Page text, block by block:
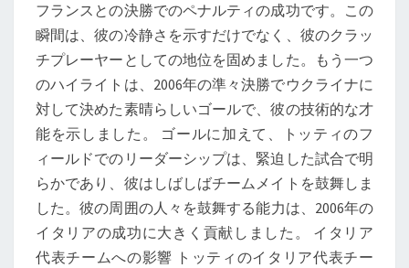
フランスとの決勝でのペナルティの成功です。この
瞬間は、彼の冷静さを示すだけでなく、彼のクラッ
チプレーヤーとしての地位を固めました。もう一つ
のハイライトは、2006年の準々決勝でウクライナに
対して決めた素晴らしいゴールで、彼の技術的な才
能を示しました。 ゴールに加えて、トッティのフ
ィールドでのリーダーシップは、緊迫した試合で明
らかであり、彼はしばしばチームメイトを鼓舞しま
した。彼の周囲の人々を鼓舞する能力は、2006年の
イタリアの成功に大きく貢献しました。 イタリア
代表チームへの影響 トッティのイタリア代表チー